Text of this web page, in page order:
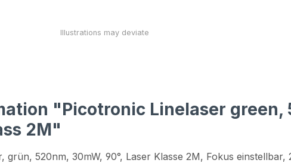
"Picotronic Linelaser green,
2M"
grün, 520nm, 30mW, 90°, Laser Klasse 2M, Fokus